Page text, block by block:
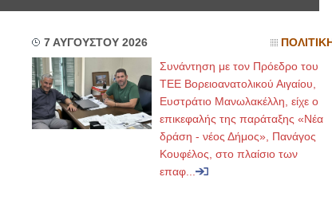
7 ΑΥΓΟΥΣΤΟΥ 2026 ΠΟΛΙΤΙΚΗ
Συνάντηση με τον Πρόεδρο του
ΤΕΕ Βορειοανατολικού Αιγαίου,
Ευστράτιο Μανωλακέλλη, είχε ο
επικεφαλής της παράταξης «Νέα
δράση - νέος Δήμος», Πανάγος
Κουφέλος, στο πλαίσιο των
επαφ...